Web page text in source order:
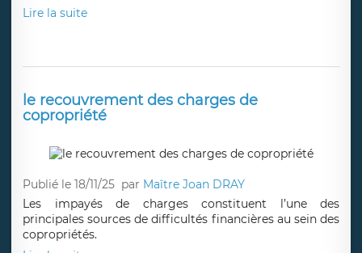
Lire la suite
le recouvrement des charges de
copropriété
Publié le 18/11/25 par Maître Joan DRAY
Les impayés de charges constituent l’une des
principales sources de difficultés financières au sein des
copropriétés.